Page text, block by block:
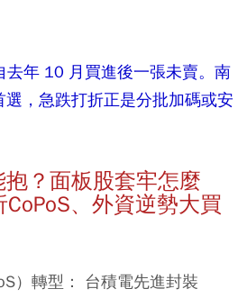
去年 10 月買進後一張未賣。南
選，急跌打折正是分批加碼或安
？面板股套牢怎麼
、外資逆勢大買
）轉型： 台積電先進封裝